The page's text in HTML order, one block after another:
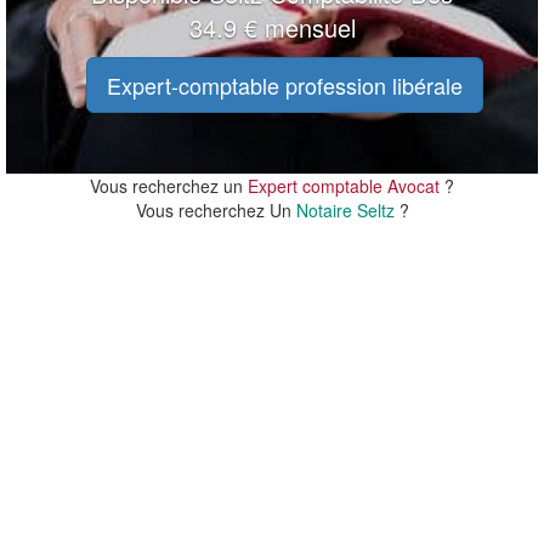
34.9 € mensuel
Expert-comptable profession libérale
Vous recherchez un Expert comptable Avocat ?
Vous recherchez Un Notaire Seltz ?